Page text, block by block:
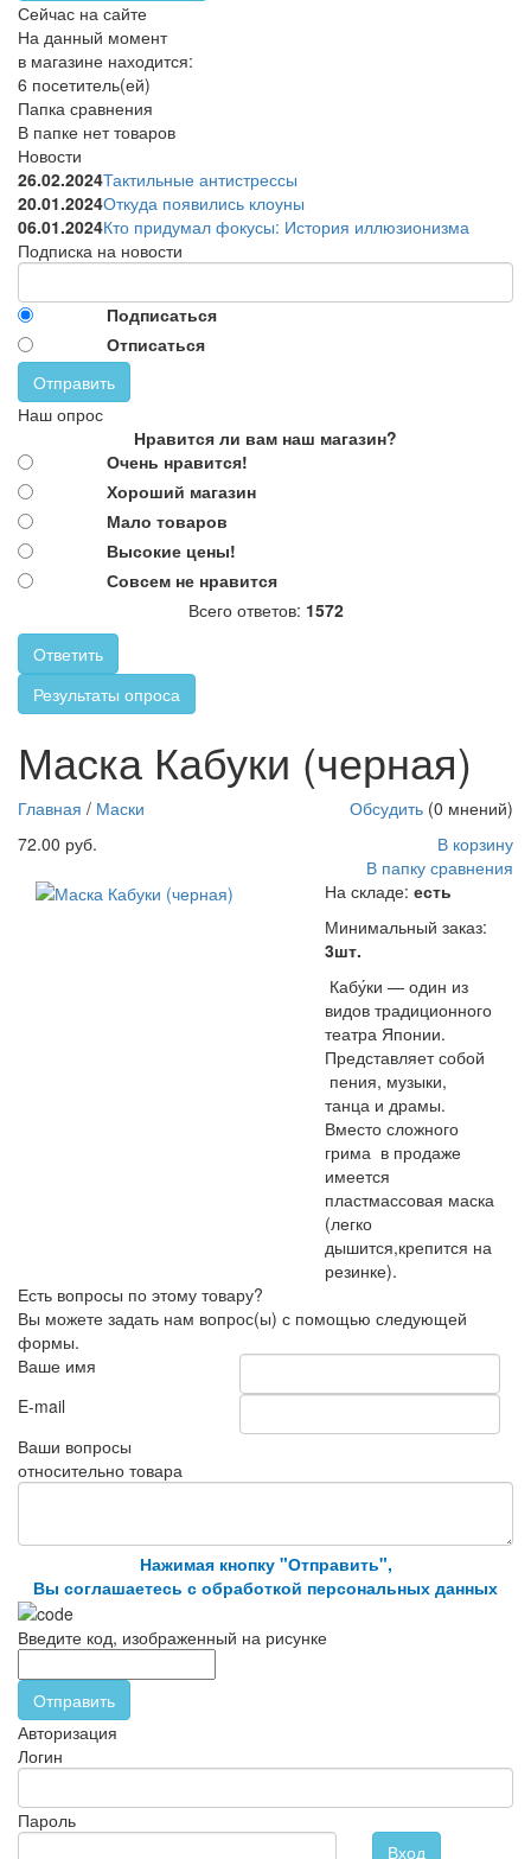
Сейчас на сайте
На данный момент
в магазине находится:
6 посетитель(ей)
Папка сравнения
В папке нет товаров
Новости
26.02.2024Тактильные антистрессы
20.01.2024Откуда появились клоуны
06.01.2024Кто придумал фокусы: История иллюзионизма
Подписка на новости
Подписаться
Отписаться
Отправить
Наш опрос
Нравится ли вам наш магазин?
Очень нравится!
Хороший магазин
Мало товаров
Высокие цены!
Совсем не нравится
Всего ответов: 1572
Ответить
Результаты опроса
театра Японии. Представляет собой пения, музыки, танца и
драмы. Вместо сложного грима в продаже имеется
пластмассовая маска (легко дышится,крепится на резинке).
http://parkservis.ru/data/small/41596.jpg
http://parkservis.ru/product_2107.html
In stock New
Маска Кабуки (черная)
Обсудить (0 мнений)
Главная / Маски
72.00 руб.
В корзину
В папку сравнения
На складе: есть
Минимальный заказ:
3шт.
Кабу́ки — один из
видов традиционного
театра Японии.
Представляет собой
пения, музыки,
танца и драмы.
Вместо сложного
грима в продаже
имеется
пластмассовая маска
(легко
дышится,крепится на
резинке).
Есть вопросы по этому товару?
Вы можете задать нам вопрос(ы) с помощью следующей
формы.
Ваше имя
E-mail
Ваши вопросы
относительно товара
Нажимая кнопку "Отправить",
Вы соглашаетесь с обработкой персональных данных
Введите код, изображенный на рисунке
Отправить
Авторизация
Логин
Пароль
Вход